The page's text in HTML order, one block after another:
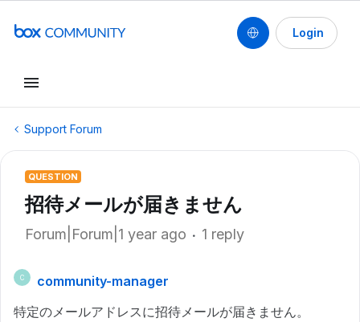
Login
Support Forum
QUESTION
招待メールが届きません
Forum|Forum|1 year ago 1 reply
C
community-manager
特定のメールアドレスに招待メールが届きません。